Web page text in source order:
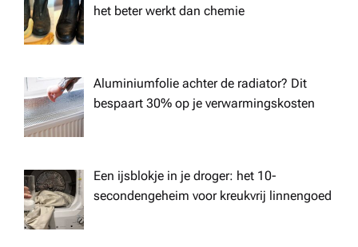
het beter werkt dan chemie
Aluminiumfolie achter de radiator? Dit
bespaart 30% op je verwarmingskosten
Een ijsblokje in je droger: het 10-
secondengeheim voor kreukvrij linnengoed